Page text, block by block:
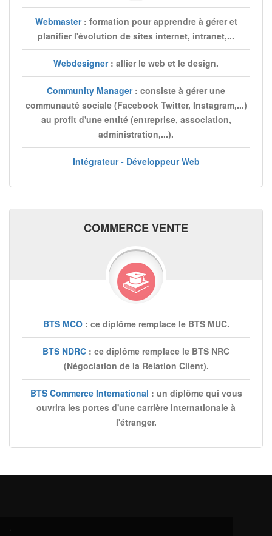
Webmaster: formation pour apprendre à gérer et
planifier l'évolution de sites internet, intranet,...
Webdesigner: allier le web et le design.
Community Manager: consiste à gérer une
communauté sociale (Facebook Twitter, Instagram,...)
au profit d'une entité (entreprise, association,
administration,...).
Intégrateur - Développeur Web
COMMERCE VENTE
BTS MCO: ce diplôme remplace le BTS MUC.
BTS NDRC : ce diplôme remplace le BTS NRC
(Négociation de la Relation Client).
BTS Commerce International : un diplôme qui vous
ouvrira les portes d'une carrière internationale à
l'étranger.
.